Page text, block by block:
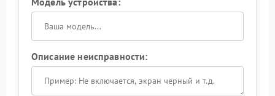
Описание неисправности: